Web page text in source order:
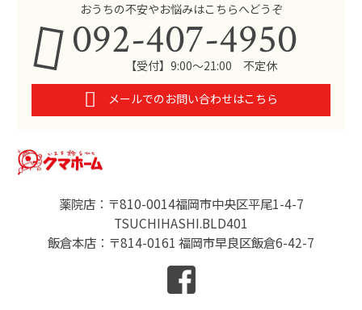
薬院店：〒810-0014福岡市中央区平尾1-4-7
TSUCHIHASHI.BLD401
飯倉本店：〒814-0161 福岡市早良区飯倉6-42-7
おうちの不安やお悩みはこちらへどうぞ
092-407-4950
【受付】9:00～21:00 不定休
メールでのお問い合わせはこちら